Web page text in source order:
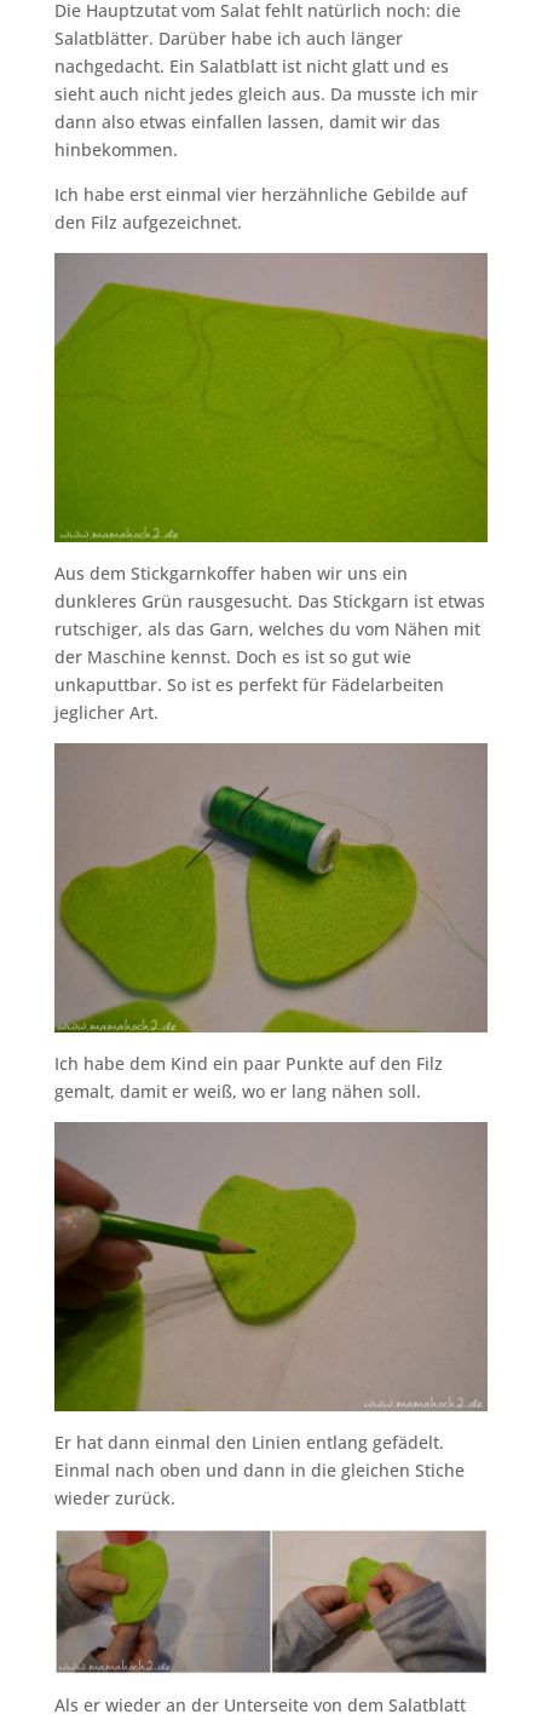
Die Hauptzutat vom Salat fehlt natürlich noch: die
Salatblätter. Darüber habe ich auch länger
nachgedacht. Ein Salatblatt ist nicht glatt und es
sieht auch nicht jedes gleich aus. Da musste ich mir
dann also etwas einfallen lassen, damit wir das
hinbekommen.
Ich habe erst einmal vier herzähnliche Gebilde auf
den Filz aufgezeichnet.
Aus dem Stickgarnkoffer haben wir uns ein
dunkleres Grün rausgesucht. Das Stickgarn ist etwas
rutschiger, als das Garn, welches du vom Nähen mit
der Maschine kennst. Doch es ist so gut wie
unkaputtbar. So ist es perfekt für Fädelarbeiten
jeglicher Art.
Ich habe dem Kind ein paar Punkte auf den Filz
gemalt, damit er weiß, wo er lang nähen soll.
Er hat dann einmal den Linien entlang gefädelt.
Einmal nach oben und dann in die gleichen Stiche
wieder zurück.
Als er wieder an der Unterseite von dem Salatblatt